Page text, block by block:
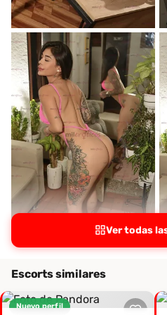
Ver todas
Escorts similares
Nuevo perfil